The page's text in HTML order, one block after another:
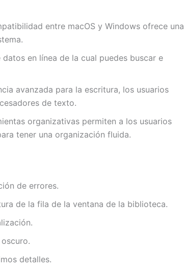
entre macOS y Windows ofrece una
en línea de la cual puedes buscar e
avanzada para la escritura, los usuarios
de texto.
organizativas permiten a los usuarios
tener una organización fluida.
de errores.
de la fila de la ventana de la biblioteca.
detalles.